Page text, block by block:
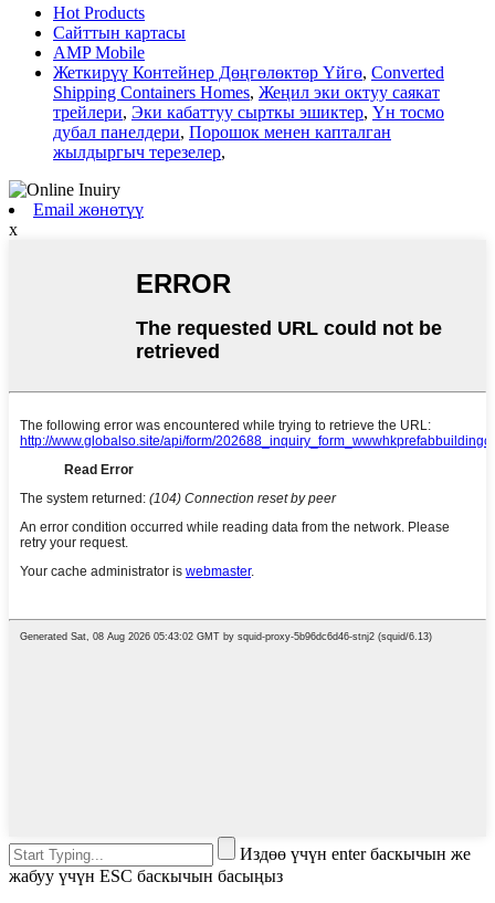
Hot Products
Сайттын картасы
AMP Mobile
Жеткирүү Контейнер Дөңгөлөктөр Үйгө, Converted
Shipping Containers Homes, Жеңил эки октуу саякат
трейлери, Эки кабаттуу сырткы эшиктер, Үн тосмо
дубал панелдери, Порошок менен капталган
жылдыргыч терезелер,
Email жөнөтүү
x
Издөө үчүн enter баскычын же
жабуу үчүн ESC баскычын басыңыз